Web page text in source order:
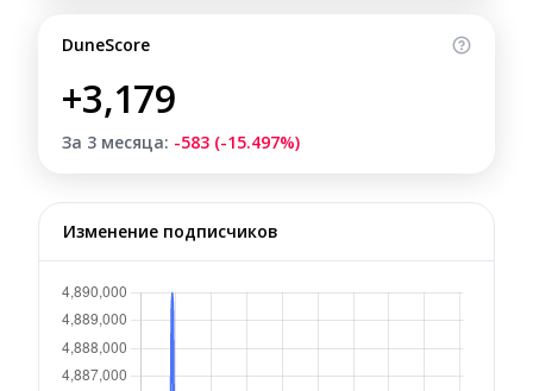
DuneScore
+3,179
За 3 месяца: -583 (-15.497%)
Изменение подписчиков